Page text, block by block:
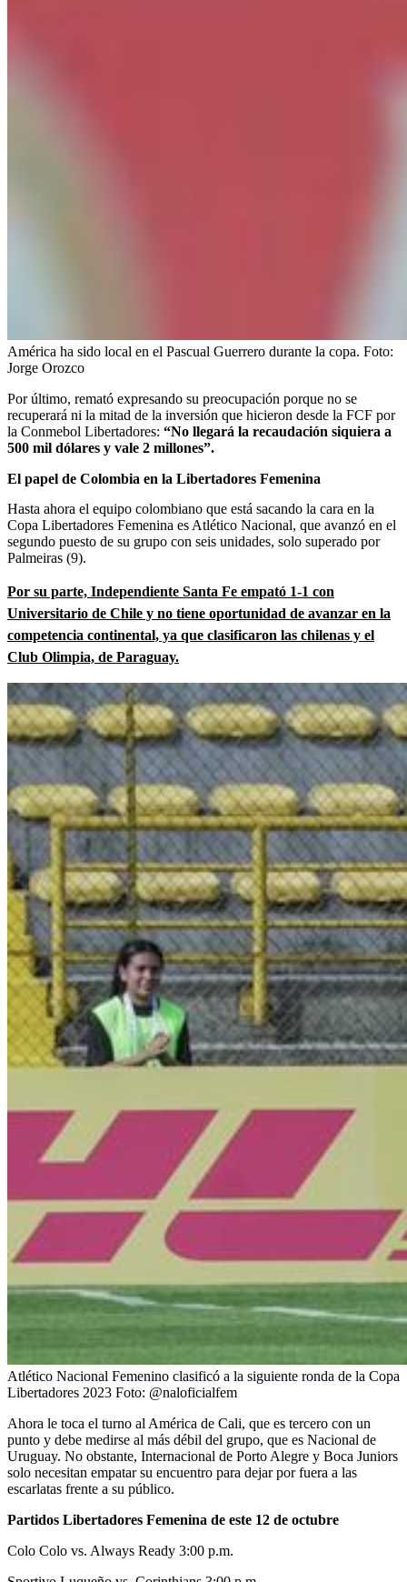
América ha sido local en el Pascual Guerrero durante la copa. Foto:
Jorge Orozco
Por último, remató expresando su preocupación porque no se
recuperará ni la mitad de la inversión que hicieron desde la FCF por
la Conmebol Libertadores: “No llegará la recaudación siquiera a
500 mil dólares y vale 2 millones”.
El papel de Colombia en la Libertadores Femenina
Hasta ahora el equipo colombiano que está sacando la cara en la
Copa Libertadores Femenina es Atlético Nacional, que avanzó en el
segundo puesto de su grupo con seis unidades, solo superado por
Palmeiras (9).
Por su parte, Independiente Santa Fe empató 1-1 con
Universitario de Chile y no tiene oportunidad de avanzar en la
competencia continental, ya que clasificaron las chilenas y el
Club Olimpia, de Paraguay.
Atlético Nacional Femenino clasificó a la siguiente ronda de la Copa
Libertadores 2023 Foto: @naloficialfem
Ahora le toca el turno al América de Cali, que es tercero con un
punto y debe medirse al más débil del grupo, que es Nacional de
Uruguay. No obstante, Internacional de Porto Alegre y Boca Juniors
solo necesitan empatar su encuentro para dejar por fuera a las
escarlatas frente a su público.
Partidos Libertadores Femenina de este 12 de octubre
Colo Colo vs. Always Ready 3:00 p.m.